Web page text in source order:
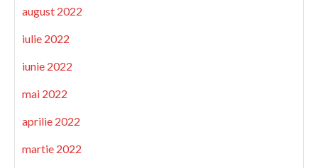
august 2022
iulie 2022
iunie 2022
mai 2022
aprilie 2022
martie 2022